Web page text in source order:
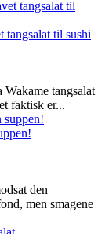
tangsalat til sushi
tangsalat
faktisk er...
den
men smagene